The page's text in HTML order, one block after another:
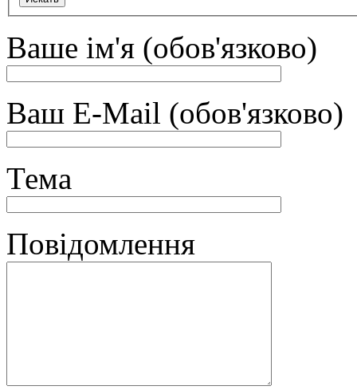
Ваше ім'я (обов'язково)
Ваш E-Mail (обов'язково)
Тема
Повідомлення